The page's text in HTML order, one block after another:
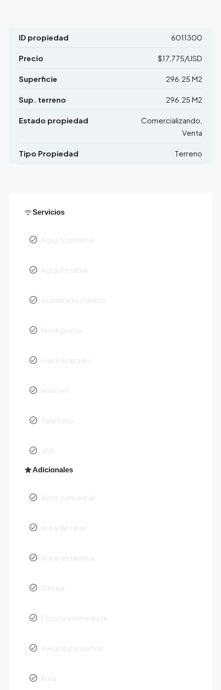
ID propiedad 6011300
Precio $17,775/USD
Superficie 296.25 M2
Sup. terreno 296.25 M2
Estado propiedad
Comercializando,
Venta
Tipo Propiedad Terreno
Servicios
Agua Corriente
Agua Potable
Alumbrado Público
Biodigestor
Gas Envasado
Internet
Teléfono
Wifi
Adicionales
Apto comercial
Área de relax
Área recreativa
Celular
Escritura Inmediata
Juegos para niños
Ruta